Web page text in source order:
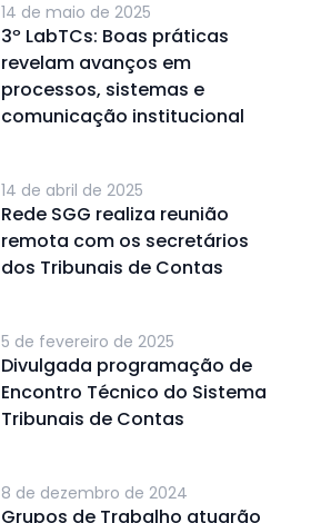
14 de maio de 2025
3º LabTCs: Boas práticas
revelam avanços em
processos, sistemas e
comunicação institucional
14 de abril de 2025
Rede SGG realiza reunião
remota com os secretários
dos Tribunais de Contas
5 de fevereiro de 2025
Divulgada programação de
Encontro Técnico do Sistema
Tribunais de Contas
8 de dezembro de 2024
Grupos de Trabalho atuarão